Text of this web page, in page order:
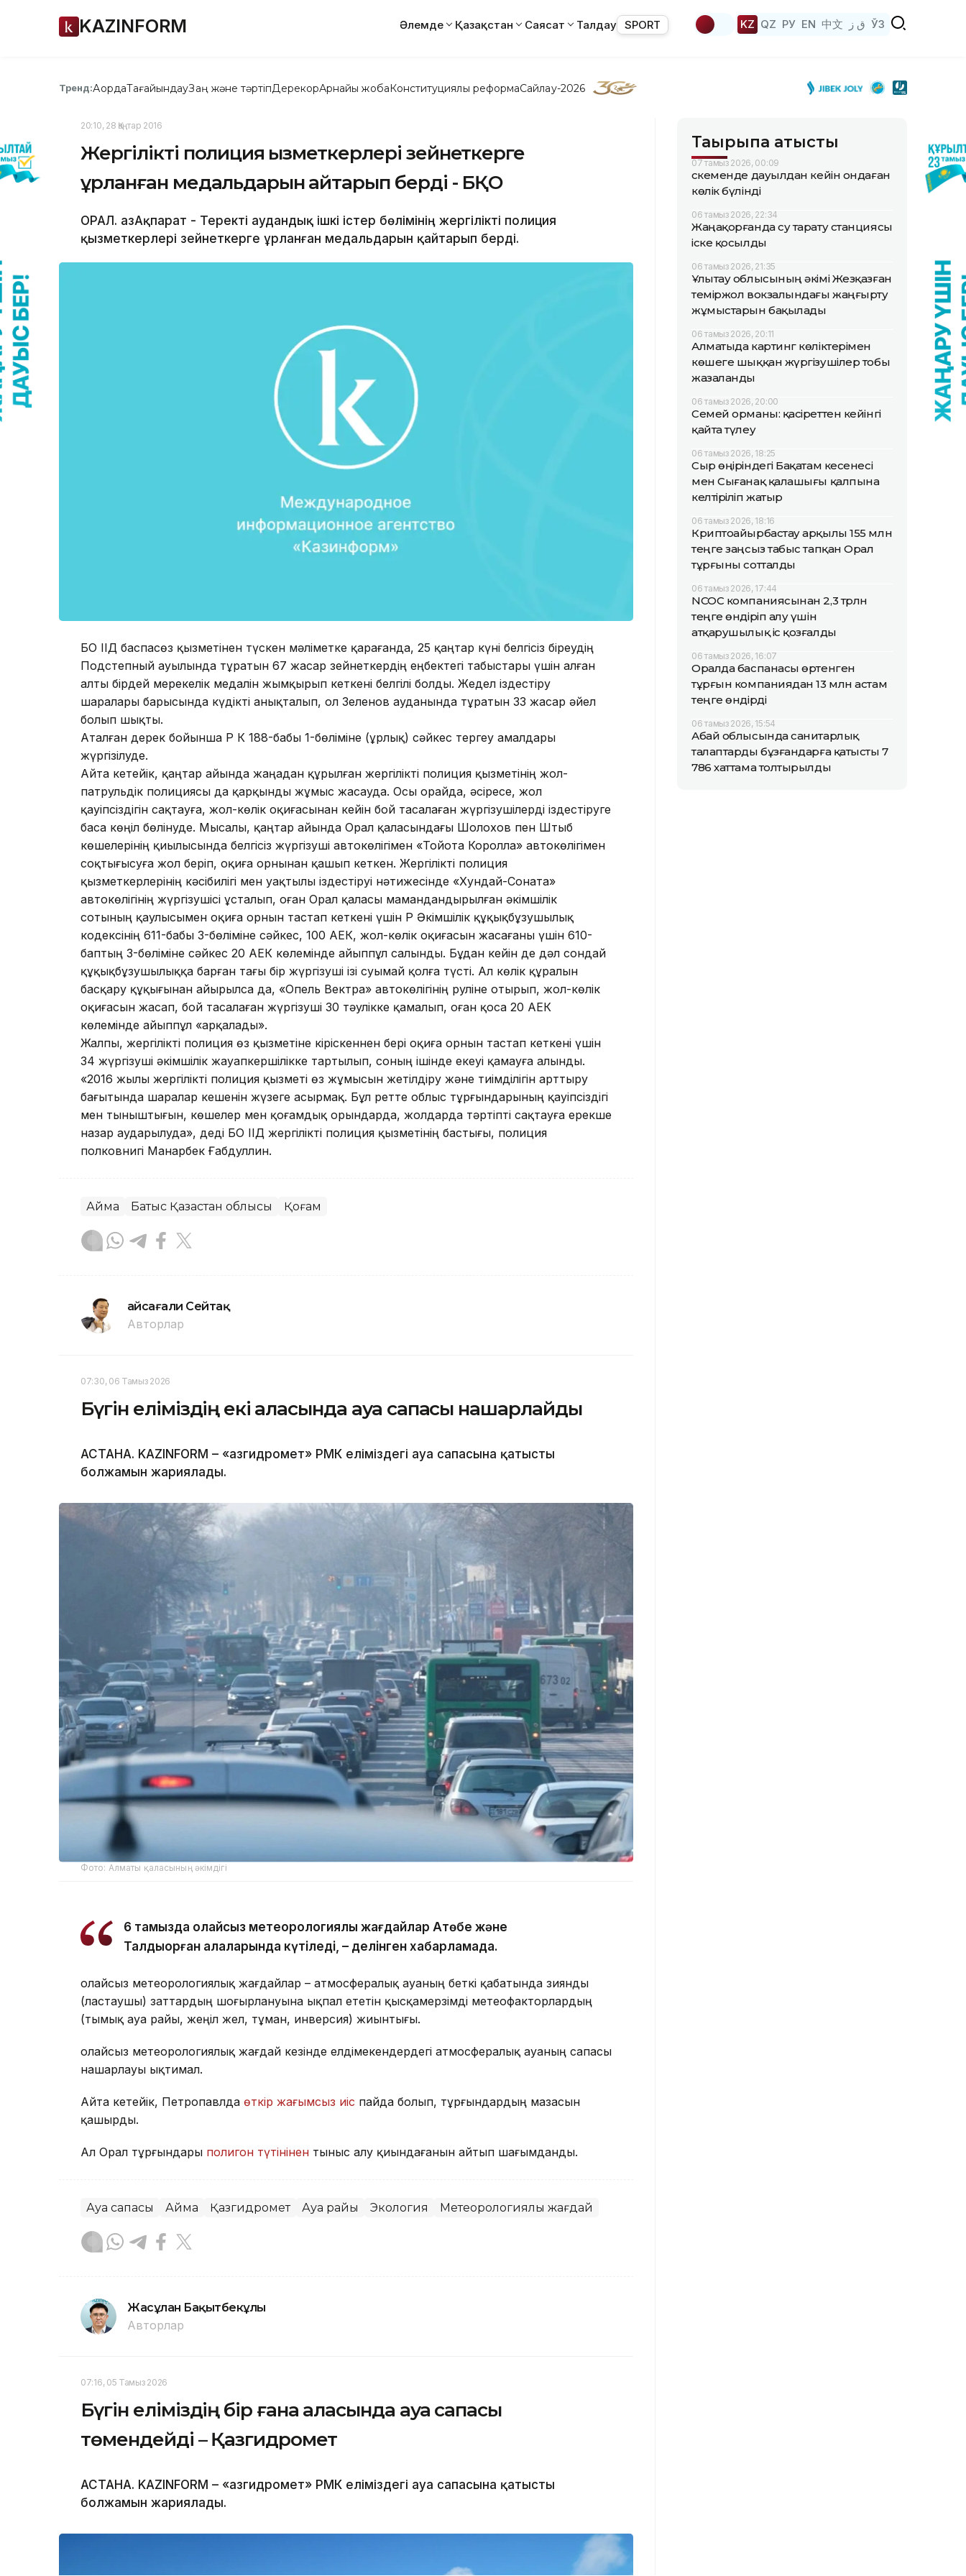
KAZINFORM Әлемде Қазақстан Саясат Талдау SPORT KZ QZ РУ EN 中文 ق ز ЎЗ
Тренд:АқордаТағайындауЗаң және тәртіпДерекқорАрнайы жобаКонституциялық реформаСайлау-2026
20:10, 28 Қаңтар 2016
Жергілікті полиция қызметкерлері зейнеткерге
ұрланған медальдарын қайтарып берді - БҚО
ОРАЛ. ҚазАқпарат - Теректі аудандық ішкі істер бөлімінің жергілікті полиция
қызметкерлері зейнеткерге ұрланған медальдарын қайтарып берді.
БҚО ІІД баспасөз қызметінен түскен мәліметке қарағанда, 25 қаңтар күні белгісіз біреудің
Подстепный ауылында тұратын 67 жасар зейнеткердің еңбектегі табыстары үшін алған
алты бірдей мерекелік медалін жымқырып кеткені белгілі болды. Жедел іздестіру
шаралары барысында күдікті анықталып, ол Зеленов ауданында тұратын 33 жасар әйел
болып шықты.
Аталған дерек бойынша ҚР ҚК 188-бабы 1-бөліміне (ұрлық) сәйкес тергеу амалдары
жүргізілуде.
Айта кетейік, қаңтар айында жаңадан құрылған жергілікті полиция қызметінің жол-
патрульдік полициясы да қарқынды жұмыс жасауда. Осы орайда, әсіресе, жол
қауіпсіздігін сақтауға, жол-көлік оқиғасынан кейін бой тасалаған жүргізушілерді іздестіруге
баса көңіл бөлінуде. Мысалы, қаңтар айында Орал қаласындағы Шолохов пен Штыб
көшелерінің қиылысында белгісіз жүргізуші автокөлігімен «Тойота Королла» автокөлігімен
соқтығысуға жол беріп, оқиға орнынан қашып кеткен. Жергілікті полиция
қызметкерлерінің кәсібилігі мен уақтылы іздестіруі нәтижесінде «Хундай-Соната»
автокөлігінің жүргізушісі ұсталып, оған Орал қаласы мамандандырылған әкімшілік
сотының қаулысымен оқиға орнын тастап кеткені үшін ҚР Әкімшілік құқықбұзушылық
кодексінің 611-бабы 3-бөліміне сәйкес, 100 АЕК, жол-көлік оқиғасын жасағаны үшін 610-
баптың 3-бөліміне сәйкес 20 АЕК көлемінде айыппұл салынды. Бұдан кейін де дәл сондай
құқықбұзушылыққа барған тағы бір жүргізуші ізі суымай қолға түсті. Ал көлік құралын
басқару құқығынан айырылса да, «Опель Вектра» автокөлігінің руліне отырып, жол-көлік
оқиғасын жасап, бой тасалаған жүргізуші 30 тәулікке қамалып, оған қоса 20 АЕК
көлемінде айыппұл «арқалады».
Жалпы, жергілікті полиция өз қызметіне кіріскеннен бері оқиға орнын тастап кеткені үшін
34 жүргізуші әкімшілік жауапкершілікке тартылып, соның ішінде екеуі қамауға алынды.
«2016 жылы жергілікті полиция қызметі өз жұмысын жетілдіру және тиімділігін арттыру
бағытында шаралар кешенін жүзеге асырмақ. Бұл ретте облыс тұрғындарының қауіпсіздігі
мен тыныштығын, көшелер мен қоғамдық орындарда, жолдарда тәртіпті сақтауға ерекше
назар аударылуда», деді БҚО ІІД жергілікті полиция қызметінің бастығы, полиция
полковнигі Манарбек Ғабдуллин.
Аймақ Батыс Қазақстан облысы Қоғам
Ғайсағали Сейтақ
Авторлар
07:30, 06 Тамыз 2026
Бүгін еліміздің екі қаласында ауа сапасы нашарлайды
АСТАНА. KAZINFORM – «Қазгидромет» РМК еліміздегі ауа сапасына қатысты
болжамын жариялады.
Фото: Алматы қаласының әкімдігі
6 тамызда қолайсыз метеорологиялық жағдайлар Ақтөбе және
Талдықорған қалаларында күтіледі, – делінген хабарламада.
Қолайсыз метеорологиялық жағдайлар – атмосфералық ауаның беткі қабатында зиянды
(ластаушы) заттардың шоғырлануына ықпал ететін қысқамерзімді метеофакторлардың
(тымық ауа райы, жеңіл жел, тұман, инверсия) жиынтығы.
Қолайсыз метеорологиялық жағдай кезінде елдімекендердегі атмосфералық ауаның сапасы
нашарлауы ықтимал.
Айта кетейік, Петропавлда өткір жағымсыз иіс пайда болып, тұрғындардың мазасын
қашырды.
Ал Орал тұрғындары полигон түтінінен тыныс алу қиындағанын айтып шағымданды.
Ауа сапасы Аймақ Қазгидромет Ауа райы Экология Метеорологиялық жағдай
Жасұлан Бақытбекұлы
Авторлар
07:16, 05 Тамыз 2026
Бүгін еліміздің бір ғана қаласында ауа сапасы
төмендейді – Қазгидромет
АСТАНА. KAZINFORM – «Қазгидромет» РМК еліміздегі ауа сапасына қатысты
болжамын жариялады.
Тақырыпқа қатысты
07 тамыз 2026, 00:09
Өскеменде дауылдан кейін ондаған
көлік бүлінді
06 тамыз 2026, 22:34
Жаңақорғанда су тарату станциясы
іске қосылды
06 тамыз 2026, 21:35
Ұлытау облысының әкімі Жезқазған
теміржол вокзалындағы жаңғырту
жұмыстарын бақылады
06 тамыз 2026, 20:11
Алматыда картинг көліктерімен
көшеге шыққан жүргізушілер тобы
жазаланды
06 тамыз 2026, 20:00
Семей орманы: қасіреттен кейінгі
қайта түлеу
06 тамыз 2026, 18:25
Сыр өңіріндегі Бақатам кесенесі
мен Сығанақ қалашығы қалпына
келтіріліп жатыр
06 тамыз 2026, 18:16
Криптоайырбастау арқылы 155 млн
теңге заңсыз табыс тапқан Орал
тұрғыны сотталды
06 тамыз 2026, 17:44
NCOC компаниясынан 2,3 трлн
теңге өндіріп алу үшін
атқарушылық іс қозғалды
06 тамыз 2026, 16:07
Оралда баспанасы өртенген
тұрғын компаниядан 13 млн астам
теңге өндірді
06 тамыз 2026, 15:54
Абай облысында санитарлық
талаптарды бұзғандарға қатысты 7
786 хаттама толтырылды